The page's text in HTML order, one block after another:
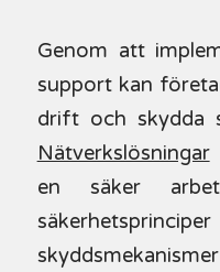
Genom att
support kan
drift och skydda
Nätverkslösningar
en säker